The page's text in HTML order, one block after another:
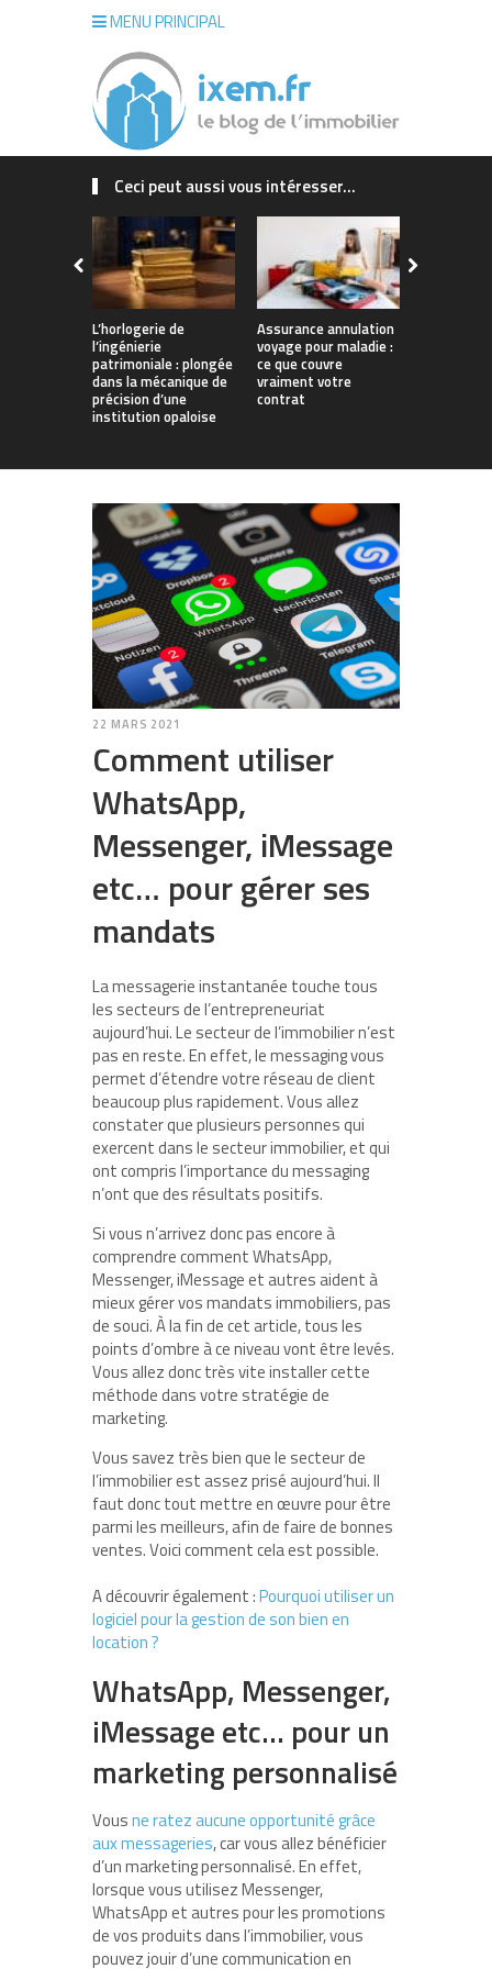
MENU PRINCIPAL
Ceci peut aussi vous intéresser...
L’horlogerie de
l’ingénierie
patrimoniale : plongée
dans la mécanique de
précision d’une
institution opaloise
Assurance annulation
voyage pour maladie :
ce que couvre
vraiment votre
contrat
22 MARS 2021
Comment utiliser
WhatsApp,
Messenger, iMessage
etc… pour gérer ses
mandats
La messagerie instantanée touche tous
les secteurs de l’entrepreneuriat
aujourd’hui. Le secteur de l’immobilier n’est
pas en reste. En effet, le messaging vous
permet d’étendre votre réseau de client
beaucoup plus rapidement. Vous allez
constater que plusieurs personnes qui
exercent dans le secteur immobilier, et qui
ont compris l’importance du messaging
n’ont que des résultats positifs.
Si vous n’arrivez donc pas encore à
comprendre comment WhatsApp,
Messenger, iMessage et autres aident à
mieux gérer vos mandats immobiliers, pas
de souci. À la fin de cet article, tous les
points d’ombre à ce niveau vont être levés.
Vous allez donc très vite installer cette
méthode dans votre stratégie de
marketing.
Vous savez très bien que le secteur de
l’immobilier est assez prisé aujourd’hui. Il
faut donc tout mettre en œuvre pour être
parmi les meilleurs, afin de faire de bonnes
ventes. Voici comment cela est possible.
A découvrir également :Pourquoi utiliser un
logiciel pour la gestion de son bien en
location ?
WhatsApp, Messenger,
iMessage etc… pour un
marketing personnalisé
Vousne ratez aucune opportunité grâce
aux messageries, car vous allez bénéficier
d’un marketing personnalisé. En effet,
lorsque vous utilisez Messenger,
WhatsApp et autres pour les promotions
de vos produits dans l’immobilier, vous
pouvez jouir d’une communication en